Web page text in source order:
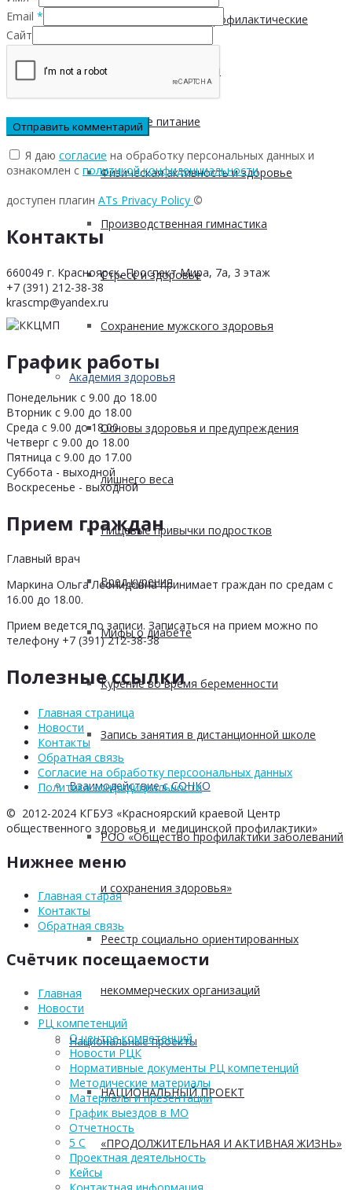
Диспансеризация и профилактические
медицинские осмотры
Здоровое питание
Физическая активность и здоровье
Производственная гимнастика
Стресс и здоровье
Сохранение мужского здоровья
Академия здоровья
Основы здоровья и предупреждения
лишнего веса
Пищевые привычки подростков
Вред курения
Мифы о диабете
Курение во время беременности
Запись занятия в дистанционной школе
Взаимодействие с СОНКО
РОО «Общество профилактики заболеваний
и сохранения здоровья»
Реестр социально ориентированных
некоммерческих организаций
Национальные проекты
НАЦИОНАЛЬНЫЙ ПРОЕКТ
«ПРОДОЛЖИТЕЛЬНАЯ И АКТИВНАЯ ЖИЗНЬ»
Email *
Сайт
Я даю согласие на обработку персональных данных и
ознакомлен с политикой конфиденциальности
доступен плагин ATs Privacy Policy ©
Контакты
660049 г. Красноярск, Проспект Мира, 7а, 3 этаж
+7 (391) 212-38-38
krascmp@yandex.ru
График работы
Понедельник с 9.00 до 18.00
Вторник с 9.00 до 18.00
Среда с 9.00 до 18.00
Четверг с 9.00 до 18.00
Пятница с 9.00 до 17.00
Суббота - выходной
Воскресенье - выходной
Прием граждан
Главный врач
Маркина Ольга Леонидовна принимает граждан по средам с
16.00 до 18.00.
Прием ведется по записи. Записаться на прием можно по
телефону +7 (391) 212-38-38
Полезные ссылки
Главная страница
Новости
Контакты
Обратная связь
Согласие на обработку персоональных данных
Политика конфидициальности
© 2012-2024 КГБУЗ «Красноярский краевой Центр
общественного здоровья и медицинской профилактики»
Нижнее меню
Главная старая
Контакты
Обратная связь
Счётчик посещаемости
Главная
Новости
РЦ компетенций
О центре компетенций
Новости РЦК
Нормативные документы РЦ компетенций
Методические материалы
Материалы и презентации
График выездов в МО
Отчетность
5 С
Проектная деятельность
Кейсы